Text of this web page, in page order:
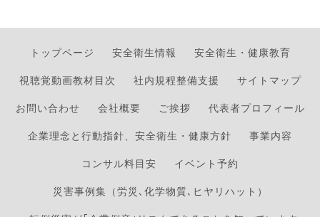
トップページ 安全衛生情報
安全衛生・健康教育
視聴覚動画教材目次
社内規程整備支援
サイトマップ
お問い合わせ
会社概要 ご挨拶
代表者プロフィール
企業理念と行動指針、安全衛生・健康方針
事業内容
コンサル料目安
イベント予約
災害事例集（労災､化学物質､ヒヤリハット）